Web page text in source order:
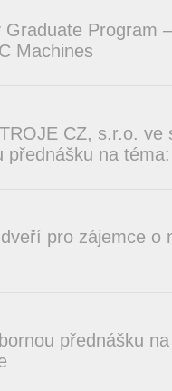
Graduate Program
Machines
CZ, s.r.o. ve
přednášku na
pro zájemce o
přednášku